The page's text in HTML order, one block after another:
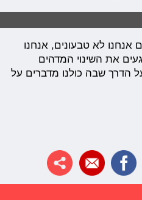
אנחנו לא טבעונים, אנחנו
את השינוי המדהים
שבה כולנו מדברים על